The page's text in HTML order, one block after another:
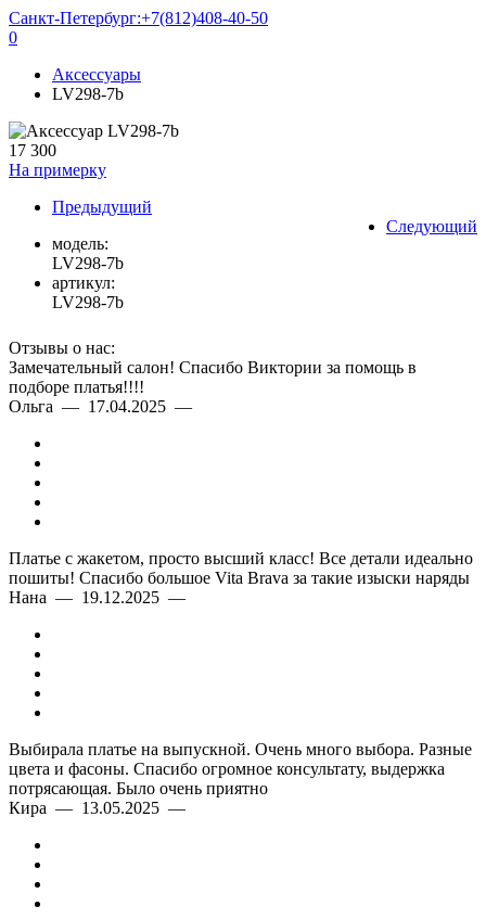
Санкт-Петербург:+7(812)408-40-50
0
Аксессуары
LV298-7b
17 300
На примерку
Предыдущий
Следующий
модель:
LV298-7b
артикул:
LV298-7b
Отзывы о нас:
Замечательный салон! Спасибо Виктории за помощь в
подборе платья!!!!
Ольга — 17.04.2025 —
Платье с жакетом, просто высший класс! Все детали идеально
пошиты! Спасибо большое Vita Brava за такие изыски наряды
Нана — 19.12.2025 —
Выбирала платье на выпускной. Очень много выбора. Разные
цвета и фасоны. Спасибо огромное консультату, выдержка
потрясающая. Было очень приятно
Кира — 13.05.2025 —